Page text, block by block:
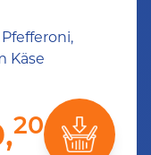
Käse
20